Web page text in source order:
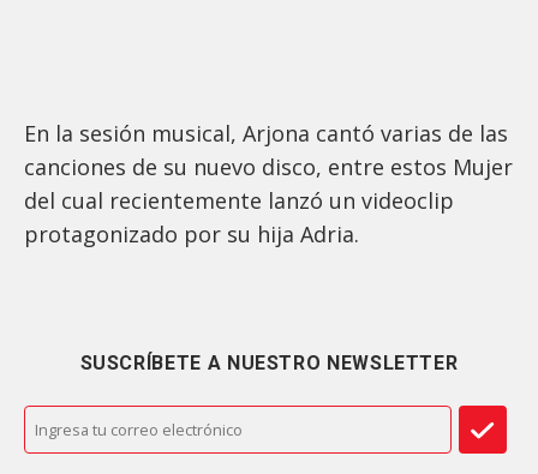
En la sesión musical, Arjona cantó varias de las
canciones de su nuevo disco, entre estos Mujer
del cual recientemente lanzó un videoclip
protagonizado por su hija Adria.
SUSCRÍBETE A NUESTRO NEWSLETTER